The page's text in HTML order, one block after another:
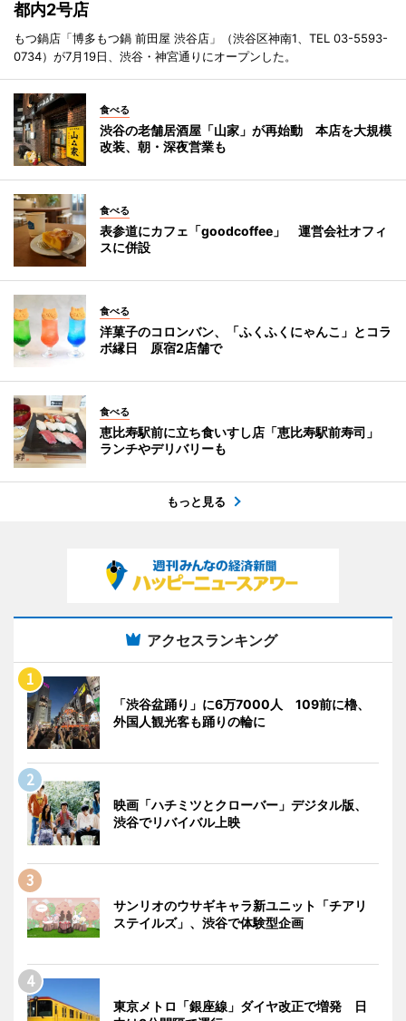
都内2号店
もつ鍋店「博多もつ鍋 前田屋 渋谷店」（渋谷区神南1、TEL 03-5593-
0734）が7月19日、渋谷・神宮通りにオープンした。
食べる
渋谷の老舗居酒屋「山家」が再始動 本店を大規模
改装、朝・深夜営業も
食べる
表参道にカフェ「goodcoffee」 運営会社オフィ
スに併設
食べる
洋菓子のコロンバン、「ふくふくにゃんこ」とコラ
ボ縁日 原宿2店舗で
食べる
恵比寿駅前に立ち食いすし店「恵比寿駅前寿司」
ランチやデリバリーも
もっと見る
アクセスランキング
「渋谷盆踊り」に6万7000人 109前に櫓、
外国人観光客も踊りの輪に
映画「ハチミツとクローバー」デジタル版、
渋谷でリバイバル上映
サンリオのウサギキャラ新ユニット「チアリ
ステイルズ」、渋谷で体験型企画
東京メトロ「銀座線」ダイヤ改正で増発 日